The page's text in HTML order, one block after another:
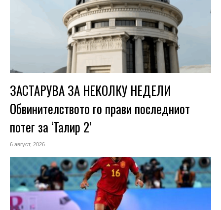
ЗАСТАРУВА ЗА НЕКОЛКУ НЕДЕЛИ
Обвинителството го прави последниот
потег за ‘Талир 2’
6 август, 2026